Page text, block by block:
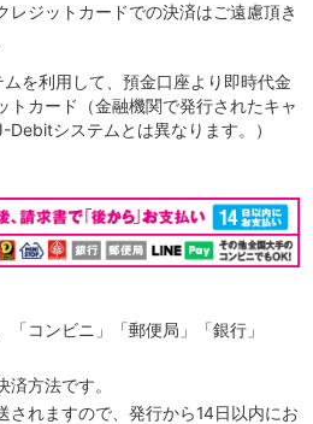
レジットカードでの決済はご遠慮頂き
を利用して、預金口座より即時代金
トカード（金融機関で発行されたキャ
システムとは異なります。）
コンビニ」「郵便局」「銀行」
方法です。
されますので、発行から14日以内にお